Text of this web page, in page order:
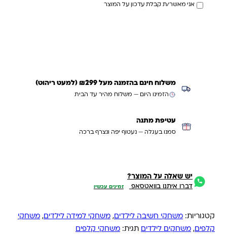
אני מאשר/ת קבלת עדכון על המוצר
משלוח חינם בהזמנה מעל ₪299 (למעט ריהוט)
הזמינו היום — משלוח מהיר עד הבית
עטיפת מתנה
סמנו בעגלה — נעטוף יפה ונצרף ברכה
יש שאלה על המוצר?
דברו איתנו בוואטסאפ זמינים עכשיו
קטגוריות: משחקי חשיבה לילדים, משחקי למידה לילדים, משחקי
קלפים, משחקים לילדים תגית: משחקי קלפים